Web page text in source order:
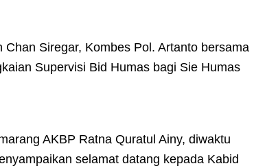
Siregar, Kombes Pol. Artanto bersama
Supervisi Bid Humas bagi Sie Humas
AKBP Ratna Quratul Ainy, diwaktu
selamat datang kepada Kabid